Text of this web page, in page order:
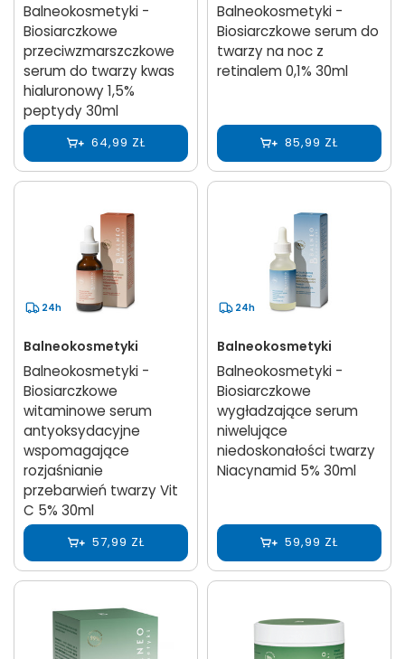
Balneokosmetyki -
Biosiarczkowe
przeciwzmarszczkowe
serum do twarzy kwas
hialuronowy 1,5%
peptydy 30ml
64,99 ZŁ
Balneokosmetyki -
Biosiarczkowe serum do
twarzy na noc z
retinalem 0,1% 30ml
85,99 ZŁ
24h
Balneokosmetyki
Balneokosmetyki -
Biosiarczkowe
witaminowe serum
antyoksydacyjne
wspomagające
rozjaśnianie
przebarwień twarzy Vit
C 5% 30ml
57,99 ZŁ
24h
Balneokosmetyki
Balneokosmetyki -
Biosiarczkowe
wygładzające serum
niwelujące
niedoskonałości twarzy
Niacynamid 5% 30ml
59,99 ZŁ